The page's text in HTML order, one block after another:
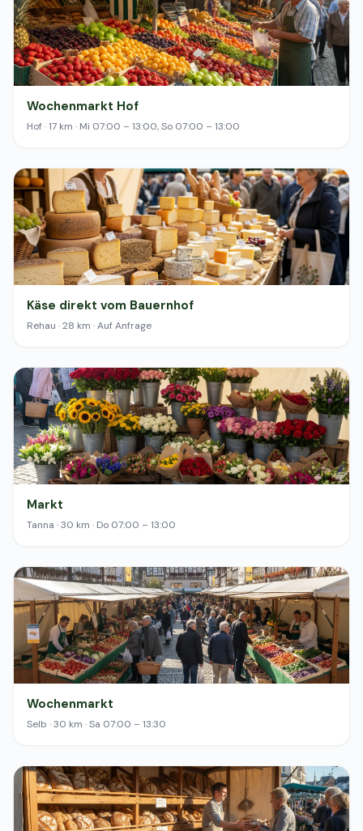
Wochenmarkt Hof
Hof · 17 km · Mi 07:00 – 13:00, So 07:00 – 13:00
Käse direkt vom Bauernhof
Rehau · 28 km · Auf Anfrage
Markt
Tanna · 30 km · Do 07:00 – 13:00
Wochenmarkt
Selb · 30 km · Sa 07:00 – 13:30